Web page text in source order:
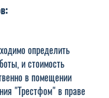
определить
и стоимость
в помещении
"Трестфом" в праве